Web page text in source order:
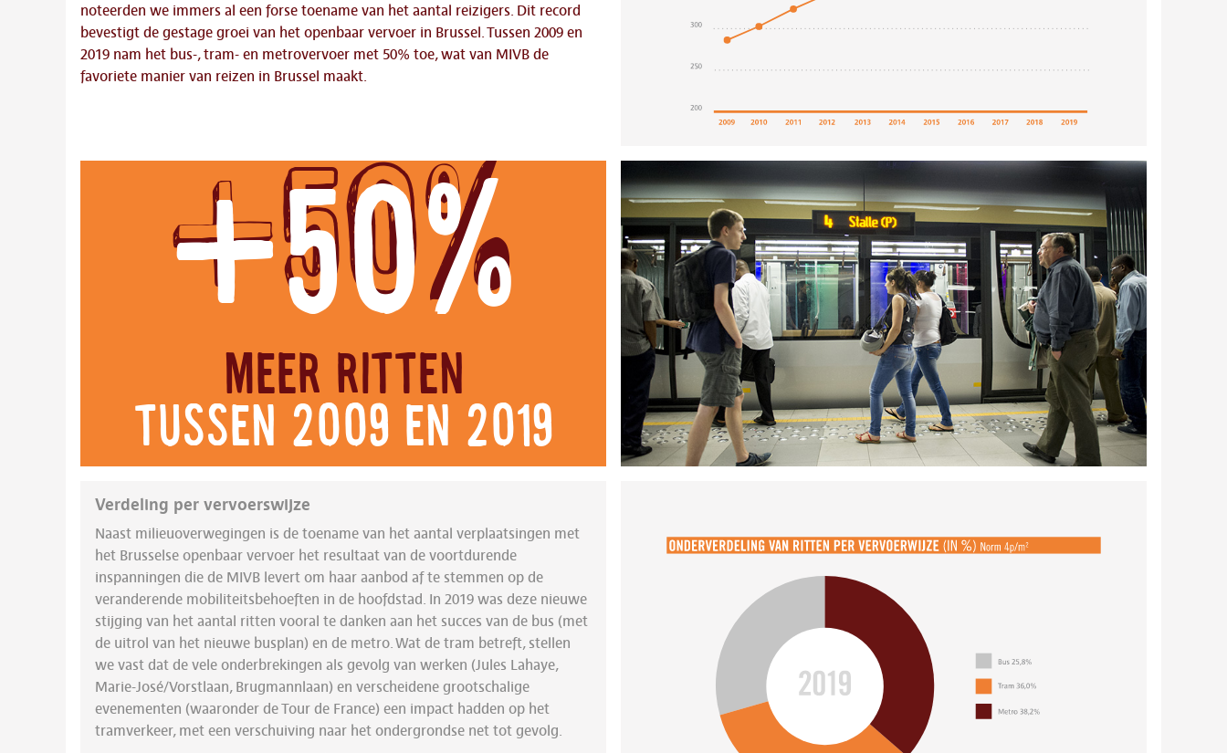
noteerden we immers al een forse toename van het aantal reizigers. Dit record
bevestigt de gestage groei van het openbaar vervoer in Brussel. Tussen 2009 en
2019 nam het bus-, tram- en metrovervoer met 50% toe, wat van MIVB de
favoriete manier van reizen in Brussel maakt.
+50%
meer ritten
tussen 2009 en 2019
Verdeling per vervoerswijze
Naast milieuoverwegingen is de toename van het aantal verplaatsingen met
het Brusselse openbaar vervoer het resultaat van de voortdurende
inspanningen die de MIVB levert om haar aanbod af te stemmen op de
veranderende mobiliteitsbehoeften in de hoofdstad. In 2019 was deze nieuwe
stijging van het aantal ritten vooral te danken aan het succes van de bus (met
de uitrol van het nieuwe busplan) en de metro. Wat de tram betreft, stellen
we vast dat de vele onderbrekingen als gevolg van werken (Jules Lahaye,
Marie-José/Vorstlaan, Brugmannlaan) en verscheidene grootschalige
evenementen (waaronder de Tour de France) een impact hadden op het
tramverkeer, met een verschuiving naar het ondergrondse net tot gevolg.